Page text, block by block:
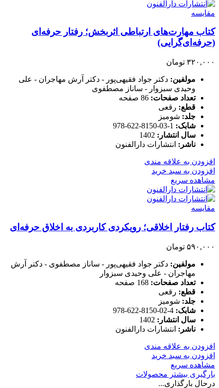
مقایسه
کتاب مهارت‌های ارتباطی اثربخش؛ رفتار حرفه‌ای
(حرفه‌ای‌گرایی)
۳۲۰,۰۰۰ تومان
مولفین: دکتر جواد فقیهی‌پور - دکتر آرش مهاجران - علی
وحیدی سبزوار - ساناز مصطفوی
تعداد صفحات:
قطع: رقعی
جلد: شومیز
شابک:
سال انتشار:
ناشر: انتشارات دارالفنون
افزودن به علاقه مندی
افزودن به سبد خرید
مشاهده سریع
مقایسه
کتاب رفتار اخلاقی؛ رویکردی کاربردی به اخلاق حرفه‌ای
۵۹۰,۰۰۰ تومان
مولفین: دکتر جواد فقیهی‌پور - ساناز مصطفوی - دکتر آرش
مهاجران - علی وحیدی سبزوار
تعداد صفحات:
قطع: رقعی
جلد: شومیز
شابک:
سال انتشار:
ناشر: انتشارات دارالفنون
افزودن به علاقه مندی
افزودن به سبد خرید
مشاهده سریع
بارگیری بیشتر محصولات
درحال بارگذاری...